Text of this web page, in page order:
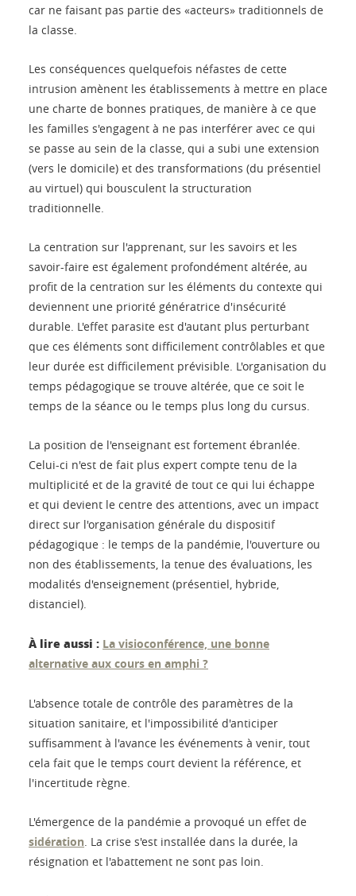
car ne faisant pas partie des «acteurs» traditionnels de
la classe.
Les conséquences quelquefois néfastes de cette
intrusion amènent les établissements à mettre en place
une charte de bonnes pratiques, de manière à ce que
les familles s'engagent à ne pas interférer avec ce qui
se passe au sein de la classe, qui a subi une extension
(vers le domicile) et des transformations (du présentiel
au virtuel) qui bousculent la structuration
traditionnelle.
La centration sur l'apprenant, sur les savoirs et les
savoir-faire est également profondément altérée, au
profit de la centration sur les éléments du contexte qui
deviennent une priorité génératrice d'insécurité
durable. L'effet parasite est d'autant plus perturbant
que ces éléments sont difficilement contrôlables et que
leur durée est difficilement prévisible. L'organisation du
temps pédagogique se trouve altérée, que ce soit le
temps de la séance ou le temps plus long du cursus.
La position de l'enseignant est fortement ébranlée.
Celui-ci n'est de fait plus expert compte tenu de la
multiplicité et de la gravité de tout ce qui lui échappe
et qui devient le centre des attentions, avec un impact
direct sur l'organisation générale du dispositif
pédagogique : le temps de la pandémie, l'ouverture ou
non des établissements, la tenue des évaluations, les
modalités d'enseignement (présentiel, hybride,
distanciel).
À lire aussi : La visioconférence, une bonne
alternative aux cours en amphi ?
L'absence totale de contrôle des paramètres de la
situation sanitaire, et l'impossibilité d'anticiper
suffisamment à l'avance les événements à venir, tout
cela fait que le temps court devient la référence, et
l'incertitude règne.
L'émergence de la pandémie a provoqué un effet de
sidération. La crise s'est installée dans la durée, la
résignation et l'abattement ne sont pas loin.